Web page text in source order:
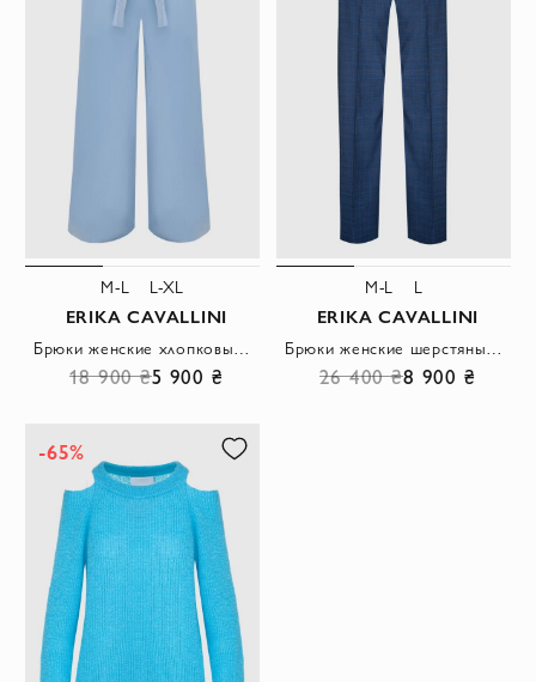
M-L L-XL
ERIKA CAVALLINI
18 900 ₴5 900 ₴
M-L L
ERIKA CAVALLINI
26 400 ₴8 900 ₴
-65%